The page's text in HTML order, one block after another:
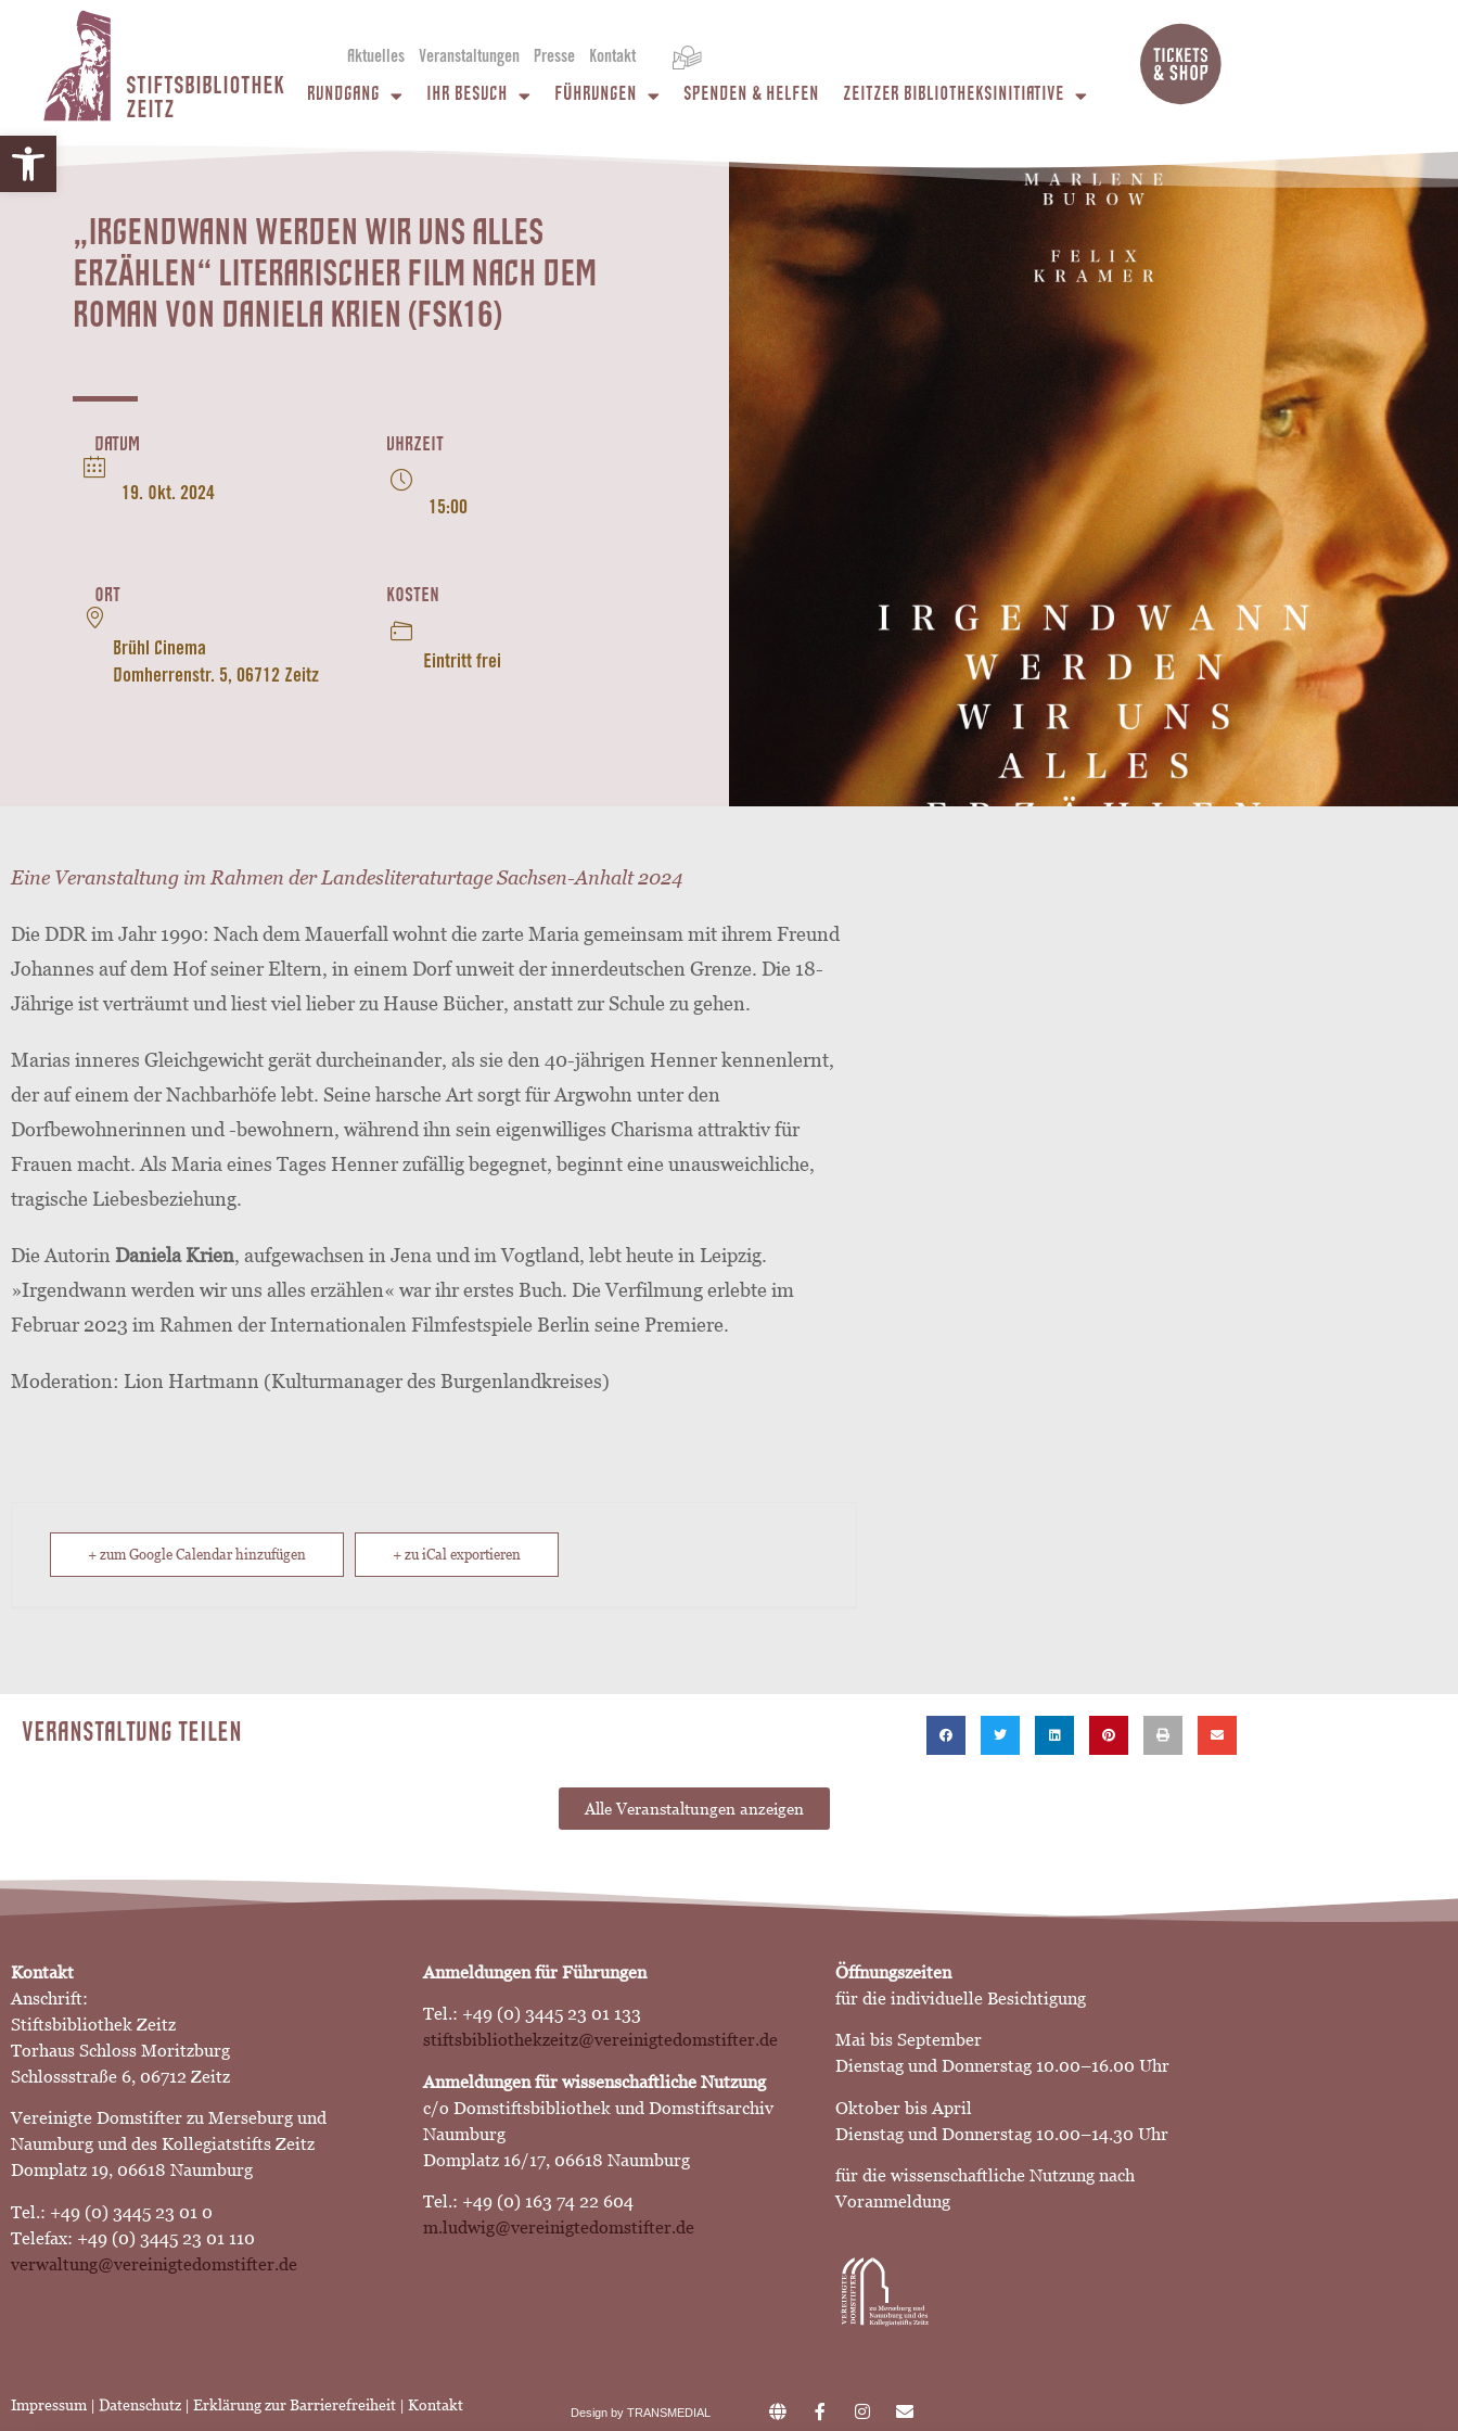
Werkzeugleiste öffnen
STIFTSBIBLIOTHEK
ZEITZ
Aktuelles Veranstaltungen Presse Kontakt
RUNDGANG IHR BESUCH FÜHRUNGEN SPENDEN & HELFEN ZEITZER BIBLIOTHEKSINITIATIVE
„IRGENDWANN WERDEN WIR UNS ALLES
ERZÄHLEN“ LITERARISCHER FILM NACH DEM
ROMAN VON DANIELA KRIEN (FSK16)
DATUM
19. Okt. 2024
UHRZEIT
15:00
ORT
Brühl Cinema
Domherrenstr. 5, 06712 Zeitz
KOSTEN
Eintritt frei
Eine Veranstaltung im Rahmen der Landesliteraturtage Sachsen-Anhalt 2024
Die DDR im Jahr 1990: Nach dem Mauerfall wohnt die zarte Maria gemeinsam mit ihrem Freund
Johannes auf dem Hof seiner Eltern, in einem Dorf unweit der innerdeutschen Grenze. Die 18-
Jährige ist verträumt und liest viel lieber zu Hause Bücher, anstatt zur Schule zu gehen.
Marias inneres Gleichgewicht gerät durcheinander, als sie den 40-jährigen Henner kennenlernt,
der auf einem der Nachbarhöfe lebt. Seine harsche Art sorgt für Argwohn unter den
Dorfbewohnerinnen und -bewohnern, während ihn sein eigenwilliges Charisma attraktiv für
Frauen macht. Als Maria eines Tages Henner zufällig begegnet, beginnt eine unausweichliche,
tragische Liebesbeziehung.
Die Autorin Daniela Krien, aufgewachsen in Jena und im Vogtland, lebt heute in Leipzig.
»Irgendwann werden wir uns alles erzählen« war ihr erstes Buch. Die Verfilmung erlebte im
Februar 2023 im Rahmen der Internationalen Filmfestspiele Berlin seine Premiere.
Moderation: Lion Hartmann (Kulturmanager des Burgenlandkreises)
+ zum Google Calendar hinzufügen + zu iCal exportieren
VERANSTALTUNG TEILEN
Alle Veranstaltungen anzeigen
Kontakt
Anschrift:
Stiftsbibliothek Zeitz
Torhaus Schloss Moritzburg
Schlossstraße 6, 06712 Zeitz
Vereinigte Domstifter zu Merseburg und
Naumburg und des Kollegiatstifts Zeitz
Domplatz 19, 06618 Naumburg
Tel.: +49 (0) 3445 23 01 0
Telefax: +49 (0) 3445 23 01 110
verwaltung@vereinigtedomstifter.de
Anmeldungen für Führungen
Tel.: +49 (0) 3445 23 01 133
stiftsbibliothekzeitz@vereinigtedomstifter.de
Anmeldungen für wissenschaftliche Nutzung
c/o Domstiftsbibliothek und Domstiftsarchiv
Naumburg
Domplatz 16/17, 06618 Naumburg
Tel.: +49 (0) 163 74 22 604
m.ludwig@vereinigtedomstifter.de
Öffnungszeiten
für die individuelle Besichtigung
Mai bis September
Dienstag und Donnerstag 10.00–16.00 Uhr
Oktober bis April
Dienstag und Donnerstag 10.00–14.30 Uhr
für die wissenschaftliche Nutzung nach
Voranmeldung
Impressum | Datenschutz | Erklärung zur Barrierefreiheit | Kontakt Design byTRANSMEDIAL